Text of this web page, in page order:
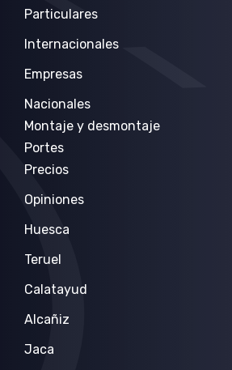
Particulares
Internacionales
Empresas
Nacionales
Montaje y desmontaje
Portes
Precios
Opiniones
Huesca
Teruel
Calatayud
Alcañiz
Jaca